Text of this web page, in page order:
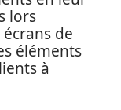
lors
écrans de
éléments
à